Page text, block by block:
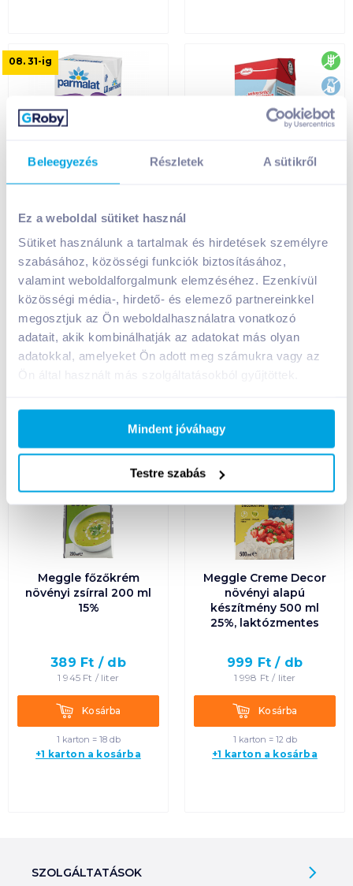
Beleegyezés Részletek A sütikről
Ez a weboldal sütiket használ
Sütiket használunk a tartalmak és hirdetések személyre
szabásához, közösségi funkciók biztosításához,
valamint weboldalforgalmunk elemzéséhez. Ezenkívül
közösségi média-, hirdető- és elemező partnereinkkel
megosztjuk az Ön weboldalhasználatra vonatkozó
adatait, akik kombinálhatják az adatokat más olyan
adatokkal, amelyeket Ön adott meg számukra vagy az
Mindent jóváhagy
Testre szabás
Parmalat Chef UHT
g 10%
399 Ft / db
1 995 Ft /kg
KosárbaKosárba
1 karton = 27 db
+1 karton a kosárba
08. 31-ig
699 Ft / db
3 495 Ft / liter
KosárbaKosárba
1 karton = 18 db
+1 karton a kosárba
Meggle főzőkrém
növényi zsírral 200 ml
15%
389 Ft / db
1 945Ft / liter
KosárbaKosárba
1 karton = 18 db
+1 karton a kosárba
Meggle Creme Decor
növényi alapú
készítmény 500 ml
25%, laktózmentes
999 Ft / db
1 998 Ft / liter
KosárbaKosárba
1 karton = 12 db
+1 karton a kosárba
SZOLGÁLTATÁSOK